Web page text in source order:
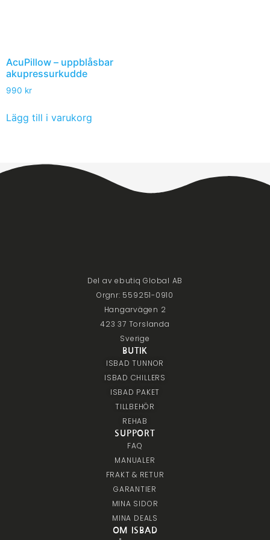
AcuPillow – uppblåsbar
akupressurkudde
990 kr
Lägg till i varukorg
Del av ebutiq Global AB
Orgnr: 559251-0910
Hangarvägen 2
423 37 Torslanda
Sverige
BUTIK
ISBAD TUNNOR
ISBAD CHILLERS
ISBAD PAKET
TILLBEHÖR
REHAB
SUPPORT
FAQ
MANUALER
FRAKT & RETUR
GARANTIER
MINA SIDOR
MINA DEALS
OM ISBAD